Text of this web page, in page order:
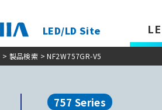
LED/LD Site
> 製品検索 > NF2W757GR-V5
757 Series